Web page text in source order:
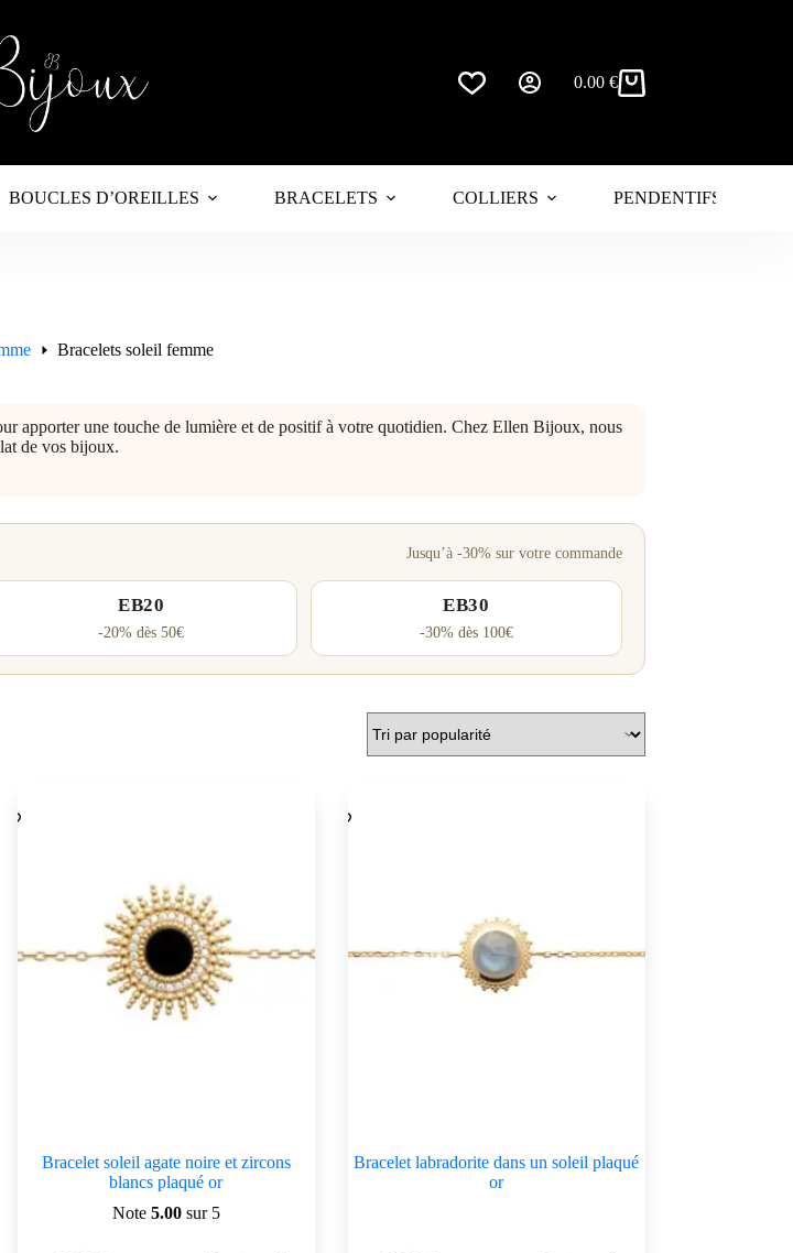
Panier
0.00 €
BOUCLES D’OREILLES BRACELETS COLLIERS PENDENTIFS
Bracelets soleil femme
apporter une touche de lumière et de positif à votre quotidien. Chez Ellen Bijoux, nous
de vos bijoux.
Jusqu’à -30% sur votre commande
EB20
-20% dès 50€
EB30
-30% dès 100€
Bracelet soleil agate noire et zircons
blancs plaqué or
Note 5.00sur 5
Bracelet labradorite dans un soleil plaqué
or